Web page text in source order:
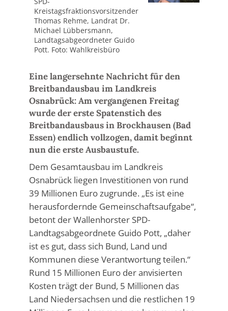
Kreistagsfraktionsvorsitzender
Thomas Rehme, Landrat Dr.
Michael Lübbersmann,
Landtagsabgeordneter Guido
Pott. Foto: Wahlkreisbüro
Eine langersehnte Nachricht für den
Breitbandausbau im Landkreis
Osnabrück: Am vergangenen Freitag
wurde der erste Spatenstich des
Breitbandausbaus in Brockhausen (Bad
Essen) endlich vollzogen, damit beginnt
nun die erste Ausbaustufe.
Dem Gesamtausbau im Landkreis
Osnabrück liegen Investitionen von rund
39 Millionen Euro zugrunde. „Es ist eine
herausfordernde Gemeinschaftsaufgabe“,
betont der Wallenhorster SPD-
Landtagsabgeordnete Guido Pott, „daher
ist es gut, dass sich Bund, Land und
Kommunen diese Verantwortung teilen.“
Rund 15 Millionen Euro der anvisierten
Kosten trägt der Bund, 5 Millionen das
Land Niedersachsen und die restlichen 19